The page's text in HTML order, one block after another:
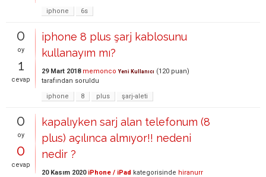
iphone
6s
0
oy
1
cevap
iphone 8 plus şarj kablosunu
kullanayım mı?
29 Mart 2018 memonco Yeni Kullanıcı (120 puan)
tarafından soruldu
iphone
8 plus şarj-aleti
0
oy
0
cevap
kapalıyken sarj alan telefonum (8
plus) açılınca almıyor!! nedeni
nedir ?
20 Kasım 2020 iPhone / iPad kategorisinde hiranurr